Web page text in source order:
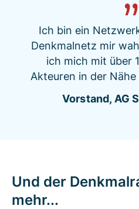
Ich bin ein
Denkmalnetz mir
ich mich mit über
Akteuren in der
Vorstand, AG
Und der
mehr...